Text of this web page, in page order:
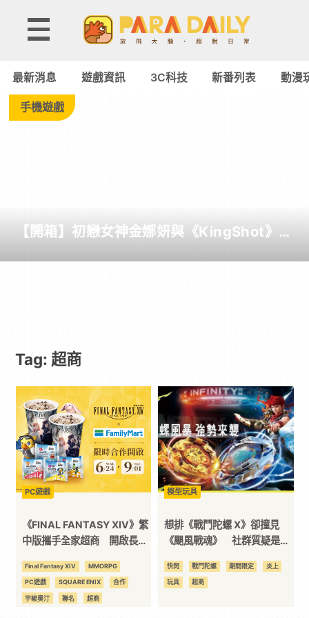
Tag:
商
-
遊
動
漫
二
次
元
｜
3C
最新消息 遊戲資訊 3C科技 新番列表 動漫
手機遊戲
【開箱】初戀女神金娜妍與《KingShot》再
Tag: 超商
PC遊戲
《FINAL FANTASY XIV》繁
中版攜手全家超商 開啟長達
Final Fantasy XIV MMORPG
PC遊戲 SQUARE ENIX 合作
宇峻奧汀 聯名 超商
模型玩具
想排《戰鬥陀螺 X》卻撞見
《颶風戰魂》 社群質疑是在
快閃 戰鬥陀螺 期間限定 炎上
玩具 超商